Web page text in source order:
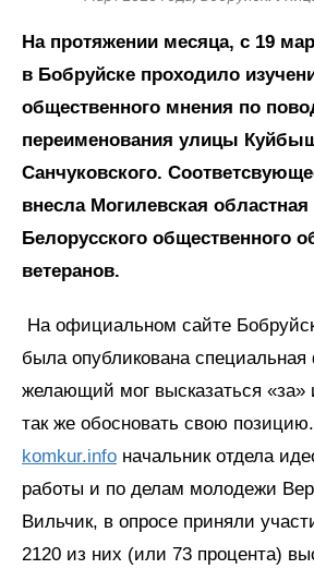
На протяжении месяца, с 19
в Бобруйске проходило
общественного мнения по
переименования улицы
Санчуковского.
внесла Могилевская областная
Белорусского общественного
ветеранов.
На официальном сайте
была опубликована
желающий мог высказаться «за»
так же обосновать свою
komkur.info начальник отдела
работы и по делам молодежи
Вильчик, в опросе приняли
2120 из них (или 73 процента)